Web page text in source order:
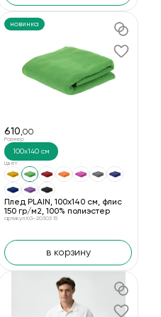
новинка
610,00
Размер
100х140 см
Цвет
Плед PLAIN, 100х140 см, флис
150 гр/м2, 100% полиэстер
артикул XG-20303 15
в корзину